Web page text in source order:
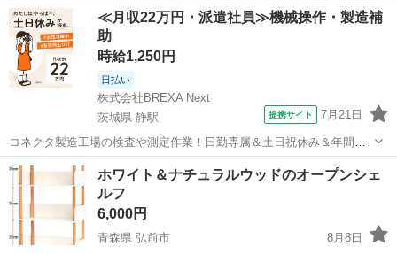
≪月収22万円・派遣社員≫機械操作・製造補
助
時給1,250円
日払い
株式会社BREXA Next
茨城県 静駅
提携サイト 7月21日
コネクタ製造工場の検査や測定作業！日勤専属＆土日祝休み＆年間休
日128日★クリーンルーム内作業★マイカー通勤OK＆無料駐車場あり
★就業先食堂利用可！日払い制度あり！《茨城県常陸大宮市》 人気の
工場のお仕事 ◇コネクタ製造工...
茨城 常陸大宮市 静駅
ホワイト＆ナチュラルウッドのオープンシェ
ルフ
6,000円
青森県 弘前市
8月8日